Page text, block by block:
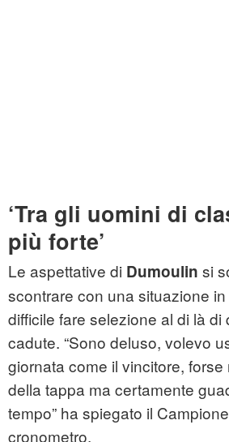
‘Tra gli uomini di
più forte’
Le aspettative di Dumoulin si
scontrare con una situazione
difficile fare selezione al di là di
cadute. “Sono deluso, volevo
giornata come il vincitore, forse
della tappa ma certamente
tempo” ha spiegato il
cronometro.